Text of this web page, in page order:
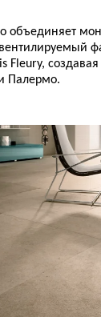
объединяет
вентилируемый
Fleury,
Палермо.